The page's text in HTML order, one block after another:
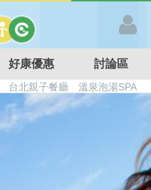
好康優惠 討論區
台北親子餐廳
溫泉泡湯SPA
日本親子景點